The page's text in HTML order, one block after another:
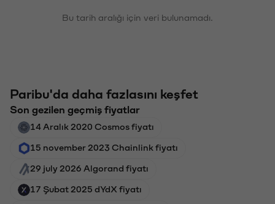
Bu tarih aralığı için veri bulunamadı.
Paribu'da daha fazlasını keşfet
Son gezilen geçmiş fiyatlar
14 Aralık 2020 Cosmos fiyatı
15 november 2023 Chainlink fiyatı
29 july 2026 Algorand fiyatı
17 Şubat 2025 dYdX fiyatı